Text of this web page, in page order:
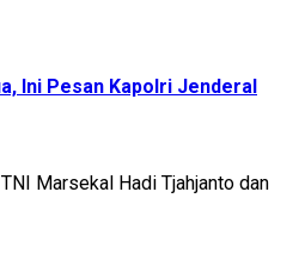
Ini Pesan Kapolri Jenderal
Marsekal Hadi Tjahjanto dan